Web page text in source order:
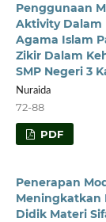
Penggunaan
Aktivity Dalam
Agama Islam
Zikir Dalam
SMP Negeri 3
Nuraida
72-88
PDF
Penerapan
Meningkatkan
Didik Materi